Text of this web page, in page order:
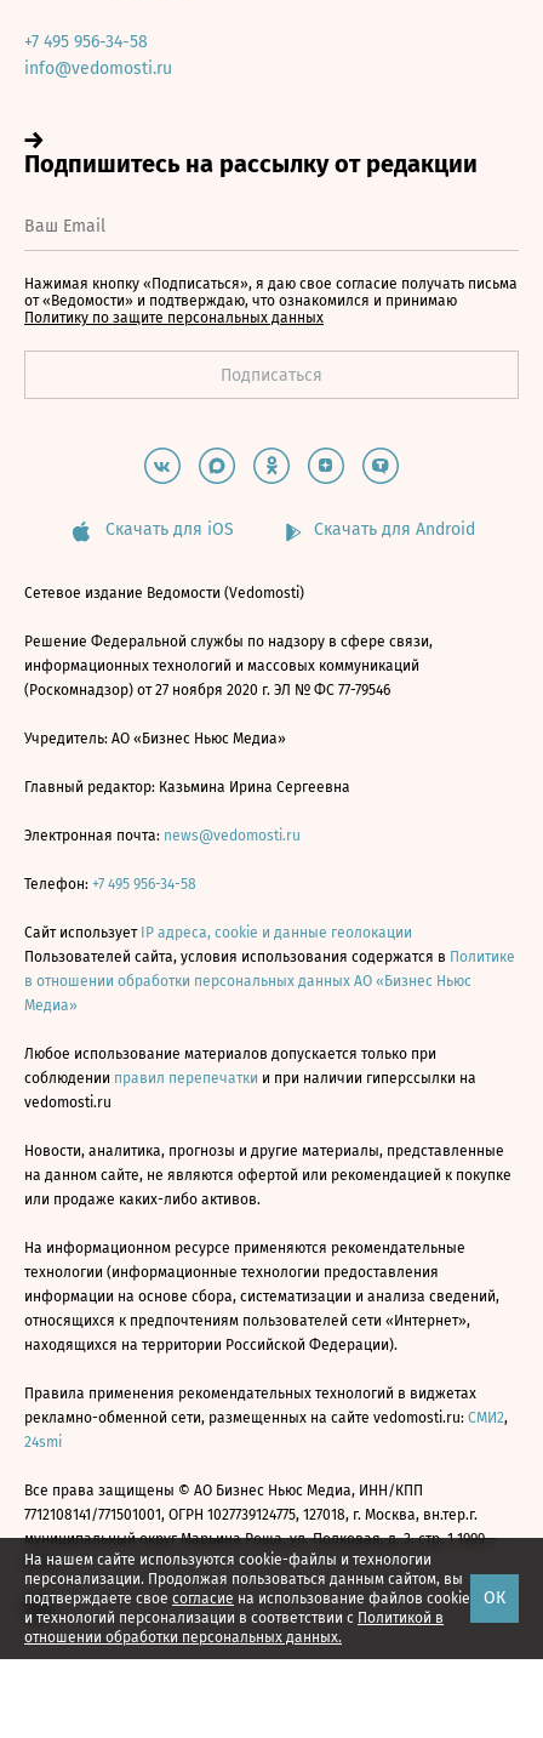
На нашем сайте используются cookie-файлы и технологии
персонализации. Продолжая пользоваться данным сайтом, вы
подтверждаете свое согласие на использование файлов cookie
и технологий персонализации в соответствии с Политикой в
отношении обработки персональных данных.
ОК
+7 495 956-34-58
info@vedomosti.ru
Нажимая кнопку «Подписаться», я даю свое согласие получать письма
от «Ведомости» и подтверждаю, что ознакомился и принимаю
Политику по защите персональных данных
Скачать для iOS Скачать для Android
Сетевое издание Ведомости (Vedomosti)
Решение Федеральной службы по надзору в сфере связи,
информационных технологий и массовых коммуникаций
(Роскомнадзор) от 27 ноября 2020 г. ЭЛ № ФС 77-79546
Учредитель: АО «Бизнес Ньюс Медиа»
Главный редактор: Казьмина Ирина Сергеевна
Электронная почта: news@vedomosti.ru
Телефон: +7 495 956-34-58
Сайт использует IP адреса, cookie и данные геолокации
Пользователей сайта, условия использования содержатся в Политике
в отношении обработки персональных данных АО «Бизнес Ньюс
Медиа»
Любое использование материалов допускается только при
соблюдении правил перепечатки и при наличии гиперссылки на
vedomosti.ru
Новости, аналитика, прогнозы и другие материалы, представленные
на данном сайте, не являются офертой или рекомендацией к покупке
или продаже каких-либо активов.
На информационном ресурсе применяются рекомендательные
технологии (информационные технологии предоставления
информации на основе сбора, систематизации и анализа сведений,
относящихся к предпочтениям пользователей сети «Интернет»,
находящихся на территории Российской Федерации).
Правила применения рекомендательных технологий в виджетах
рекламно-обменной сети, размещенных на сайте vedomosti.ru: СМИ2,
24smi
Все права защищены © АО Бизнес Ньюс Медиа, ИНН/КПП
7712108141/771501001, ОГРН 1027739124775, 127018, г. Москва, вн.тер.г.
муниципальный округ Марьина Роща, ул. Полковая, д. 3, стр. 1 1999—
2026